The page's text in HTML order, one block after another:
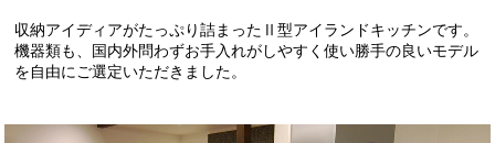
収納アイディアがたっぷり詰まったⅡ型アイランドキッチンです。
機器類も、国内外問わずお手入れがしやすく使い勝手の良いモデル
を自由にご選定いただきました。